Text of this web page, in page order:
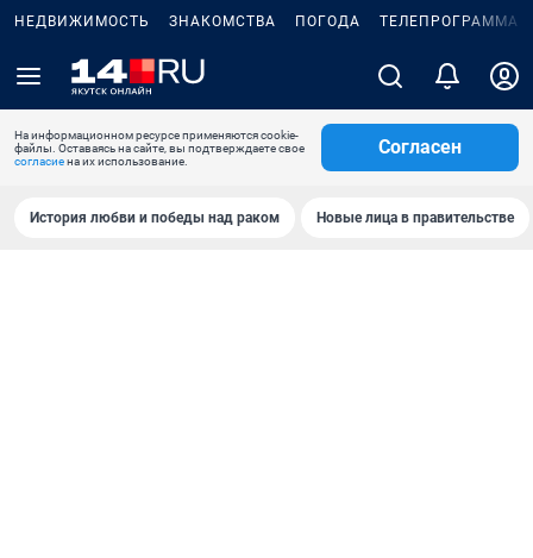
НЕДВИЖИМОСТЬ ЗНАКОМСТВА ПОГОДА ТЕЛЕПРОГРАММА
На информационном ресурсе применяются cookie-
файлы. Оставаясь на сайте, вы подтверждаете свое
согласиена их использование.
Согласен
История любви и победы над раком Новые лица в правительстве